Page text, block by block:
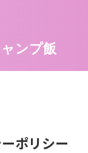
ンプ飯
ポリシー